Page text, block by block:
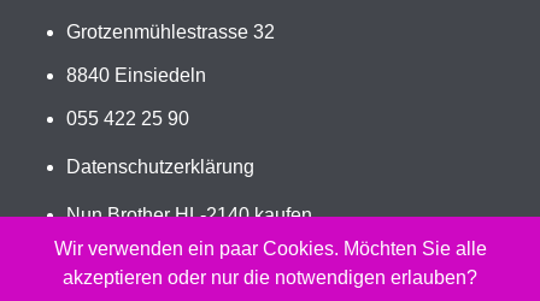
Grotzenmühlestrasse 32
8840 Einsiedeln
055 422 25 90
Datenschutzerklärung
Nun Brother HL-2140 kaufen
Jetzt TN-2110, TN-2120 bestellen
Wir verwenden ein paar Cookies. Möchten Sie alle
akzeptieren oder nur die notwendigen erlauben?